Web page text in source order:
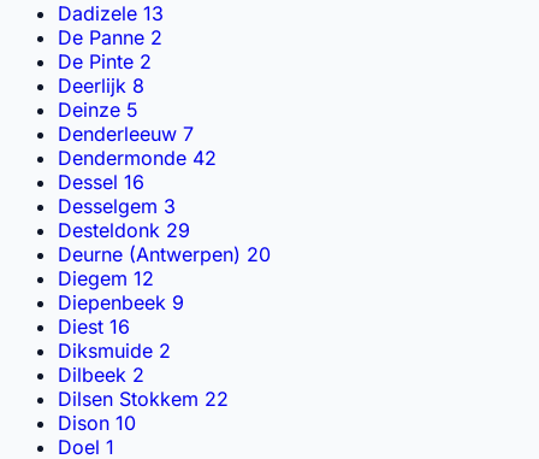
Dadizele 13
De Panne 2
De Pinte 2
Deerlijk 8
Deinze 5
Denderleeuw 7
Dendermonde 42
Dessel 16
Desselgem 3
Desteldonk 29
Deurne (Antwerpen) 20
Diegem 12
Diepenbeek 9
Diest 16
Diksmuide 2
Dilbeek 2
Dilsen Stokkem 22
Dison 10
Doel 1